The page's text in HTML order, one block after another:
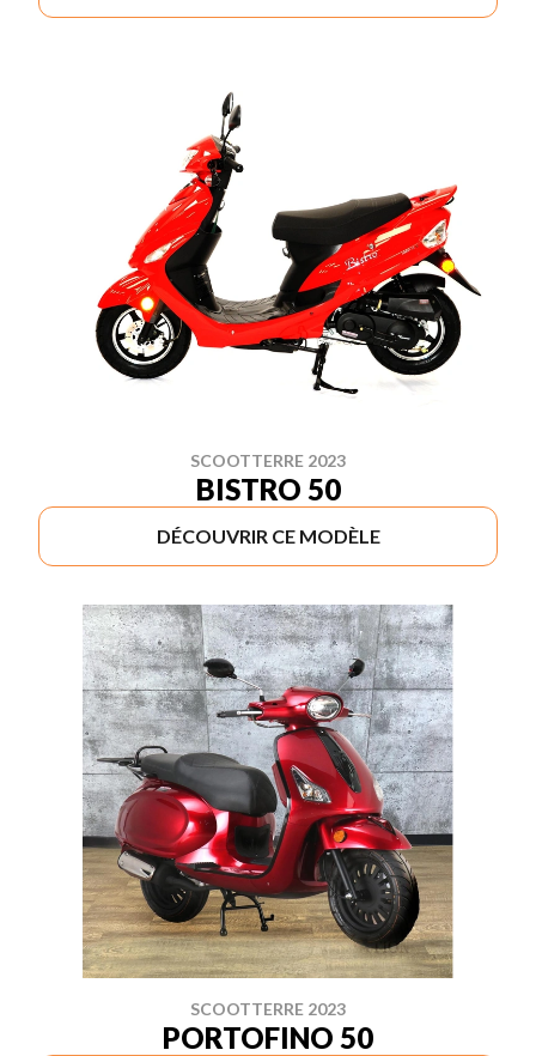
SCOOTTERRE 2023
BISTRO 50
DÉCOUVRIR CE MODÈLE
SCOOTTERRE 2023
PORTOFINO 50